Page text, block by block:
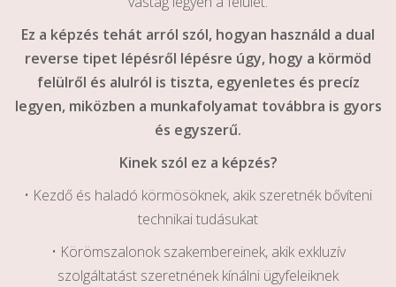
Ez a képzés tehát arról szól, hogyan használd a dual
reverse tipet lépésről lépésre úgy, hogy a körmöd
felülről és alulról is tiszta, egyenletes és precíz
legyen, miközben a munkafolyamat továbbra is gyors
és egyszerű.
Kinek szól ez a képzés?
• Kezdő és haladó körmösöknek, akik szeretnék bővíteni
technikai tudásukat
• Körömszalonok szakembereinek, akik exkluzív
szolgáltatást szeretnének kínálni ügyfeleiknek